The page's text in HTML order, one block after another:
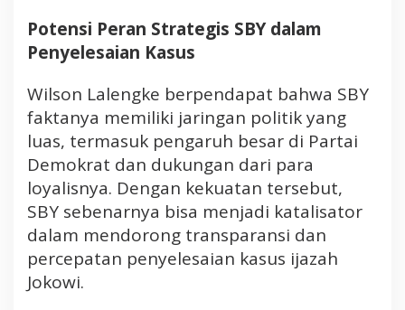
Potensi Peran Strategis SBY dalam
Penyelesaian Kasus
Wilson Lalengke berpendapat bahwa SBY
faktanya memiliki jaringan politik yang
luas, termasuk pengaruh besar di Partai
Demokrat dan dukungan dari para
loyalisnya. Dengan kekuatan tersebut,
SBY sebenarnya bisa menjadi katalisator
dalam mendorong transparansi dan
percepatan penyelesaian kasus ijazah
Jokowi.